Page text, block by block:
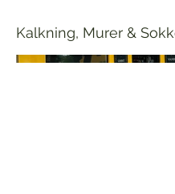
Kalkning, Murer &